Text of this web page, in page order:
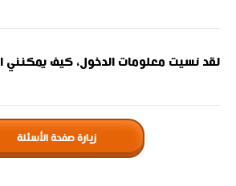
لقد نسيت معلومات الدخول، كيف يمكنني
زيارة صفحة الأسئلة